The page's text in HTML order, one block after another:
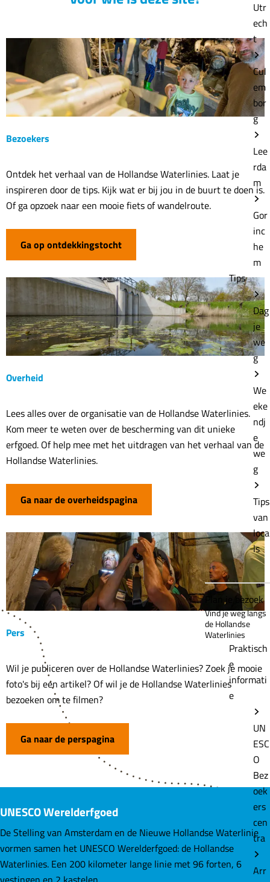
Utr
ech
t
Cul
em
bor
g
Lee
rda
m
Gor
inc
he
m
Tips
Dag
je
we
g
We
eke
ndj
e
we
g
Tips
van
loca
ls
Plan je bezoek
Vind je weg langs
de Hollandse
Waterlinies
Praktisch
e
informati
e
UN
ESC
O
Bez
oek
ers
cen
tra
Arr
Bezoekers
B
e
z
r
Ontdek het verhaal van de Hollandse Waterlinies. Laat je
inspireren door de tips. Kijk wat er bij jou in de buurt te doen is.
Of ga opzoek naar een mooie fiets of wandelroute.
Ga op ontdekkingstocht
Overheid
O
v
e
r
Lees alles over de organisatie van de Hollandse Waterlinies.
Kom meer te weten over de bescherming van dit unieke
erfgoed. Of help mee met het uitdragen van het verhaal van de
Hollandse Waterlinies.
Ga naar de overheidspagina
Pers
P
e
r
Wil je publiceren over de Hollandse Waterlinies? Zoek je mooie
foto's bij een artikel? Of wil je de Hollandse Waterlinies
bezoeken om te filmen?
Ga naar de perspagina
UNESCO Werelderfgoed
De Stelling van Amsterdam en de Nieuwe Hollandse Waterlinie
vormen samen het UNESCO Werelderfgoed: de Hollandse
Waterlinies. Een 200 kilometer lange linie met 96 forten, 6